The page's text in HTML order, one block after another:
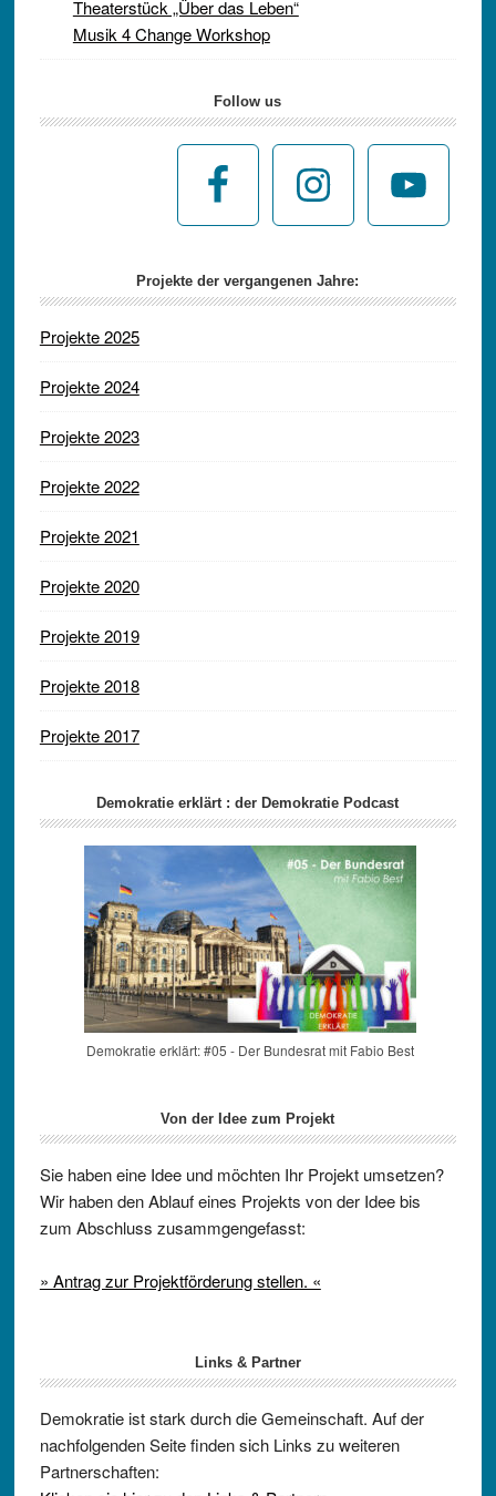
Theaterstück „Über das Leben“
Musik 4 Change Workshop
Follow us
Projekte der vergangenen Jahre:
Projekte 2025
Projekte 2024
Projekte 2023
Projekte 2022
Projekte 2021
Projekte 2020
Projekte 2019
Projekte 2018
Projekte 2017
Demokratie erklärt : der Demokratie Podcast
Demokratie erklärt: #05 - Der Bundesrat mit Fabio Best
Von der Idee zum Projekt
Sie haben eine Idee und möchten Ihr Projekt umsetzen?
Wir haben den Ablauf eines Projekts von der Idee bis
zum Abschluss zusammgengefasst:
» Antrag zur Projektförderung stellen. «
Links & Partner
Demokratie ist stark durch die Gemeinschaft. Auf der
nachfolgenden Seite finden sich Links zu weiteren
Partnerschaften: